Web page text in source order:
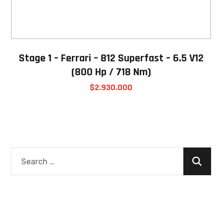
Stage 1 – Ferrari – 812 Superfast – 6.5 V12
(800 Hp / 718 Nm)
$2.930.000